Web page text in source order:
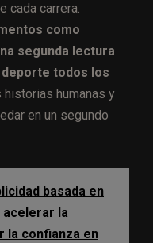
cada carrera.
como
segunda lectura
deporte todos los
humanas y
en un segundo
basada en
la
la confianza en